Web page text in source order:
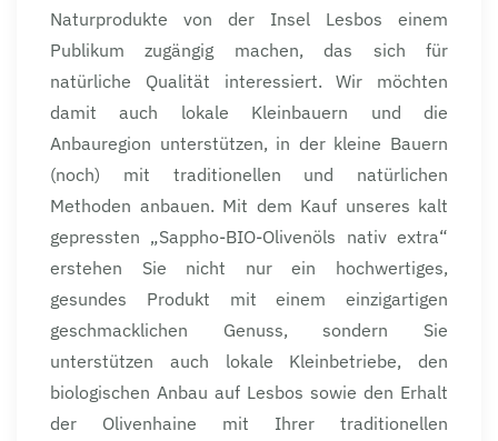
Naturprodukte von der Insel Lesbos einem
Publikum zugängig machen, das sich für
natürliche Qualität interessiert. Wir möchten
damit auch lokale Kleinbauern und die
Anbauregion unterstützen, in der kleine Bauern
(noch) mit traditionellen und natürlichen
Methoden anbauen. Mit dem Kauf unseres kalt
gepressten „Sappho-BIO-Olivenöls nativ extra“
erstehen Sie nicht nur ein hochwertiges,
gesundes Produkt mit einem einzigartigen
geschmacklichen Genuss, sondern Sie
unterstützen auch lokale Kleinbetriebe, den
biologischen Anbau auf Lesbos sowie den Erhalt
der Olivenhaine mit Ihrer traditionellen